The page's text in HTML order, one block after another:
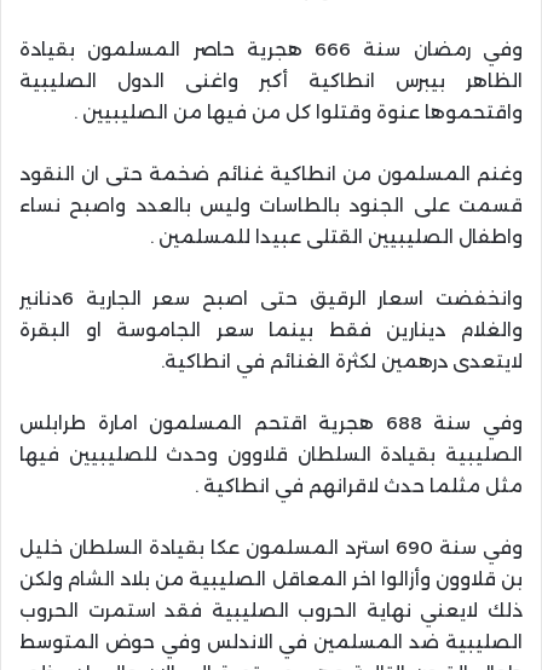
وفي رمضان سنة 666 هجرية حاصر المسلمون بقيادة
الظاهر بيبرس انطاكية أكبر واغنى الدول الصليبية
واقتحموها عنوة وقتلوا كل من فيها من الصليبيين .
وغنم المسلمون من انطاكية غنائم ضخمة حتى ان النقود
قسمت على الجنود بالطاسات وليس بالعدد واصبح نساء
واطفال الصليبيين القتلى عبيدا للمسلمين .
وانخفضت اسعار الرقيق حتى اصبح سعر الجارية 6دنانير
والغلام دينارين فقط بينما سعر الجاموسة او البقرة
لايتعدى درهمين لكثرة الغنائم في انطاكية.
وفي سنة 688 هجرية اقتحم المسلمون امارة طرابلس
الصليبية بقيادة السلطان قلاوون وحدث للصليبيين فيها
مثل مثلما حدث لاقرانهم في انطاكية .
وفي سنة 690 استرد المسلمون عكا بقيادة السلطان خليل
بن قلاوون وأزالوا اخر المعاقل الصليبية من بلاد الشام ولكن
ذلك لايعني نهاية الحروب الصليبية فقد استمرت الحروب
الصليبية ضد المسلمين في الاندلس وفي حوض المتوسط